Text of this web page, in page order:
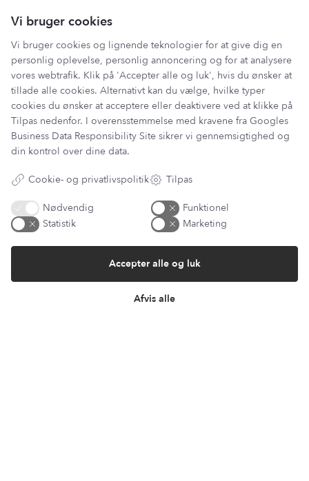
Du kan kontakte vores kundeservice på:
kundeservice@lantzcph.com
Telefon & mail besvares I tidsrummet:
Mandag, Onsdag & Fredag: 09.00 – 14.00
+45 60 13 27 49
Information
Min Konto
Lantz Univers
Handelsbetingelser
Returnering & ombytning
Vi bruger cookies
Vi bruger cookies og lignende teknologier for at give dig en
personlig oplevelse, personlig annoncering og for at analysere
vores webtrafik. Klik på 'Accepter alle og luk', hvis du ønsker at
tillade alle cookies. Alternativt kan du vælge, hvilke typer
cookies du ønsker at acceptere eller deaktivere ved at klikke på
Tilpas nedenfor. I overensstemmelse med kravene fra Googles
Business Data Responsibility Site sikrer vi gennemsigtighed og
din kontrol over dine data.
Cookie- og privatlivspolitik Tilpas
Nødvendig
Funktionel
Statistik
Marketing
Afvis alle
Accepter alle og luk